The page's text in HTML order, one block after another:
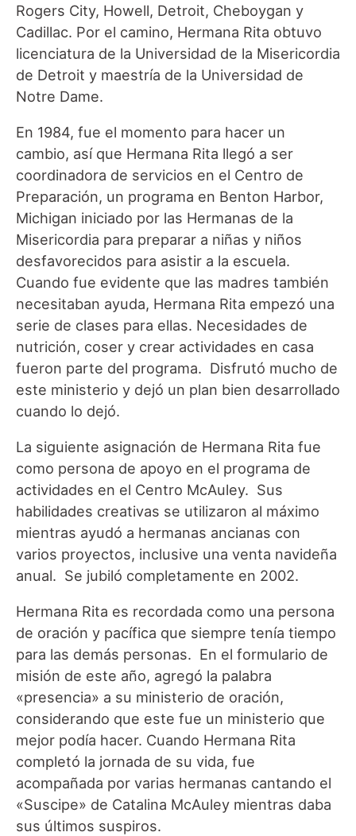
Rogers City, Howell, Detroit, Cheboygan y
Cadillac. Por el camino, Hermana Rita obtuvo
licenciatura de la Universidad de la Misericordia
de Detroit y maestría de la Universidad de
Notre Dame.
En 1984, fue el momento para hacer un
cambio, así que Hermana Rita llegó a ser
coordinadora de servicios en el Centro de
Preparación, un programa en Benton Harbor,
Michigan iniciado por las Hermanas de la
Misericordia para preparar a niñas y niños
desfavorecidos para asistir a la escuela.
Cuando fue evidente que las madres también
necesitaban ayuda, Hermana Rita empezó una
serie de clases para ellas. Necesidades de
nutrición, coser y crear actividades en casa
fueron parte del programa. Disfrutó mucho de
este ministerio y dejó un plan bien desarrollado
cuando lo dejó.
La siguiente asignación de Hermana Rita fue
como persona de apoyo en el programa de
actividades en el Centro McAuley. Sus
habilidades creativas se utilizaron al máximo
mientras ayudó a hermanas ancianas con
varios proyectos, inclusive una venta navideña
anual. Se jubiló completamente en 2002.
Hermana Rita es recordada como una persona
de oración y pacífica que siempre tenía tiempo
para las demás personas. En el formulario de
misión de este año, agregó la palabra
«presencia» a su ministerio de oración,
considerando que este fue un ministerio que
mejor podía hacer. Cuando Hermana Rita
completó la jornada de su vida, fue
acompañada por varias hermanas cantando el
«Suscipe» de Catalina McAuley mientras daba
sus últimos suspiros.